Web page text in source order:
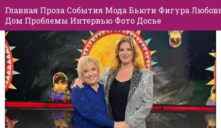
Главная Проза События Мода Бьюти Фигура
Дом Проблемы Интервью Фото Досье